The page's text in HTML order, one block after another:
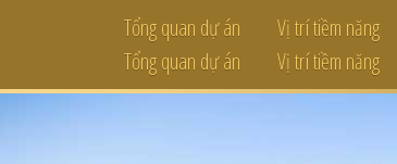
Tổng quan dự án Vị trí tiềm năng
Tổng quan dự án
Vị trí tiềm năng